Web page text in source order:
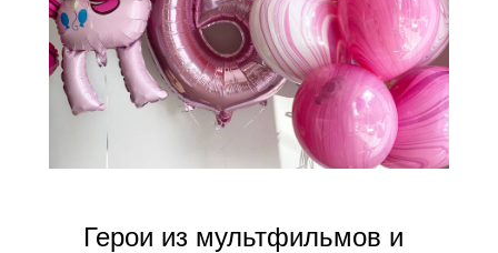
Герои из мультфильмов и